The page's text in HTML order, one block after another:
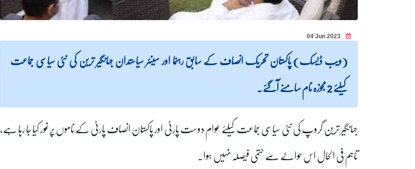
04 Jun 2023
(ویب ڈیسک) پاکستان تحریک انصاف کے سابق رہنما اور سینئر سیاستدان جہانگیر ترین کی نئی سیاسی جماعت
کیلئے 2 مجوزہ نام سامنے آگئے۔
جہانگیر ترین گروپ کی نئی سیاسی جماعت کیلئے عوام دوست پارٹی اور پاکستان انصاف پارٹی کے ناموں پرغور کیا جا رہا ہے،
تاہم فی الحال اس حوالے سے حتمی فیصلہ نہیں ہوا۔